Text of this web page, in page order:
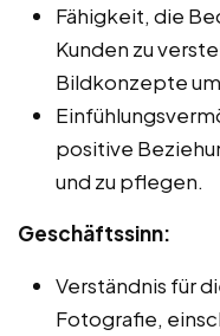
Fähigkeit, die
Kunden zu
Bildkonzepte
positive
und zu pflegen.
Geschäftssinn:
Verständnis für
Fotografie,